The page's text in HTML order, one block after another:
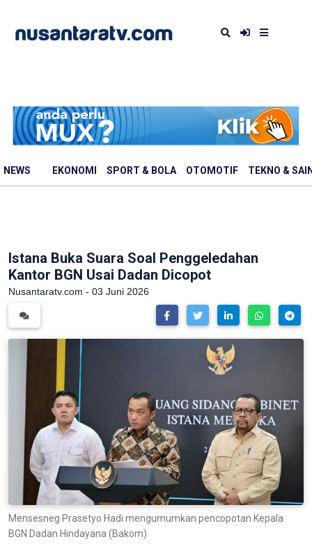
NEWS EKONOMI SPORT & BOLA OTOMOTIF TEKNO &
Istana Buka Suara Soal Penggeledahan
Kantor BGN Usai Dadan Dicopot
Nusantaratv.com - 03 Juni 2026
Mensesneg Prasetyo Hadi mengumumkan pencopotan Kepala
BGN Dadan Hindayana (Bakom)